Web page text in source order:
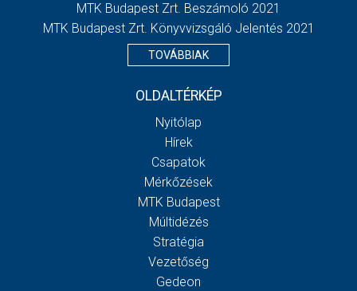
MTK Budapest Zrt. Beszámoló 2021
MTK Budapest Zrt. Könyvvizsgáló Jelentés 2021
TOVÁBBIAK
OLDALTÉRKÉP
Nyitólap
Hírek
Csapatok
Mérkőzések
MTK Budapest
Múltidézés
Stratégia
Vezetőség
Gedeon